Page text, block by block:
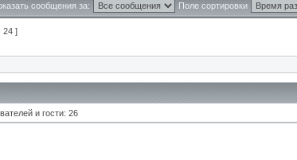
сообщения за: Поле сортировки
24 ]
и гости: 26